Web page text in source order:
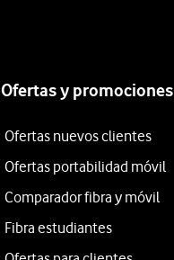
Ofertas y promociones
Ofertas nuevos clientes
Ofertas portabilidad móvil
Comparador fibra y móvil
Fibra estudiantes